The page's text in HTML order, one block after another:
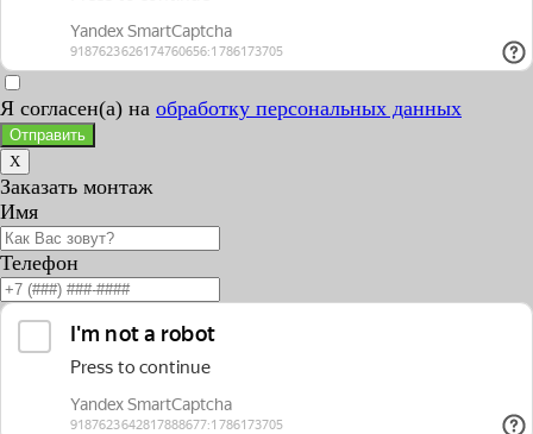
Я согласен(а) на обработку персональных данных
Отправить
X
Заказать монтаж
Имя
Телефон